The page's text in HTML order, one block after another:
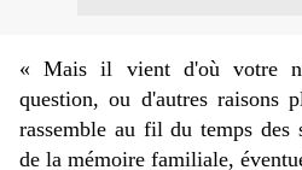
« Mais il vient d'où votre
question, ou d'autres raisons
rassemble au fil du temps des
de la mémoire familiale,